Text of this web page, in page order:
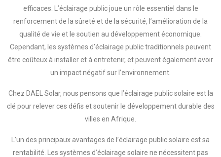
efficaces. L’éclairage public joue un rôle essentiel dans le
renforcement de la sûreté et de la sécurité, l’amélioration de la
qualité de vie et le soutien au développement économique.
Cependant, les systèmes d’éclairage public traditionnels peuvent
être coûteux à installer et à entretenir, et peuvent également avoir
un impact négatif sur l’environnement.
Chez DAEL Solar, nous pensons que l’éclairage public solaire est la
clé pour relever ces défis et soutenir le développement durable des
villes en Afrique.
L’un des principaux avantages de l’éclairage public solaire est sa
rentabilité. Les systèmes d’éclairage solaire ne nécessitent pas